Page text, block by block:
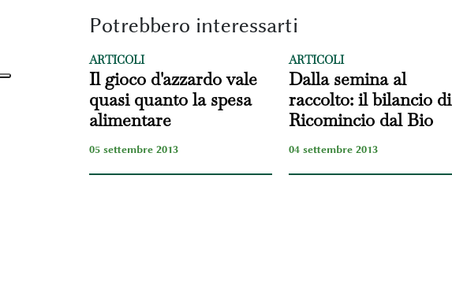
Potrebbero interessarti
ARTICOLI
Il gioco d'azzardo vale
quasi quanto la spesa
alimentare
05 settembre 2013
ARTICOLI
Dalla semina al
raccolto: il bilancio di
Ricomincio dal Bio
04 settembre 2013